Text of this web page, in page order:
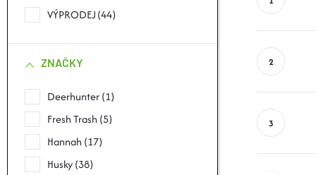
VÝPRODEJ 44
ZNAČKY
Deerhunter 1
Fresh Trash 5
Hannah 17
Husky 38